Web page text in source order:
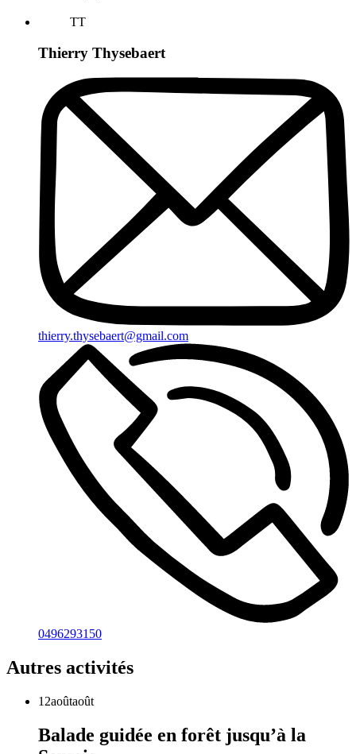
TT
Thierry Thysebaert
thierry.thysebaert@gmail.com
0496293150
Autres activités
12aoûtaoût
Balade guidée en forêt jusqu’à la